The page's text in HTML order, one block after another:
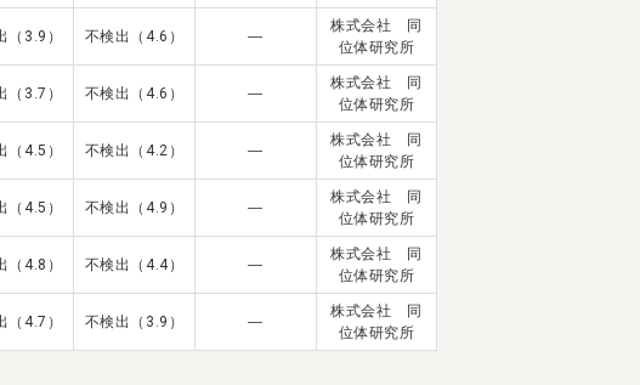
有機野菜の
お試しセット
ビオ・マルシェの想い
宅配サービスについて 読みもの・NEWS
ビオ・マルシェの商品 ご利用ガイド
オーガニックって何
（3.9） 不検出（4.6） ―
株式会社 同
位体研究所
（3.7） 不検出（4.6） ―
株式会社 同
位体研究所
（4.5） 不検出（4.2） ―
株式会社 同
位体研究所
（4.5） 不検出（4.9） ―
株式会社 同
位体研究所
（4.8） 不検出（4.4） ―
株式会社 同
位体研究所
（4.7） 不検出（3.9） ―
株式会社 同
位体研究所